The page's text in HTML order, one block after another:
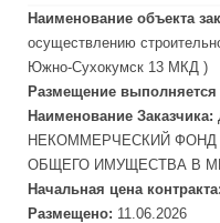
Наименование объекта
осуществлению
Южно-Сухокумск 13 МКД )
Размещение выполняется
Наименование Заказчика:
НЕКОММЕРЧЕСКИЙ
ОБЩЕГО ИМУЩЕСТВА В
Начальная цена контракта:
Размещено: 11.06.2026